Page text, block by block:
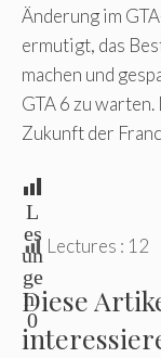
Änderung im
ermutigt, das
machen und
GTA 6 zu
Zukunft der
L
es
un
ge
n:
0
Lectures : 12
Diese